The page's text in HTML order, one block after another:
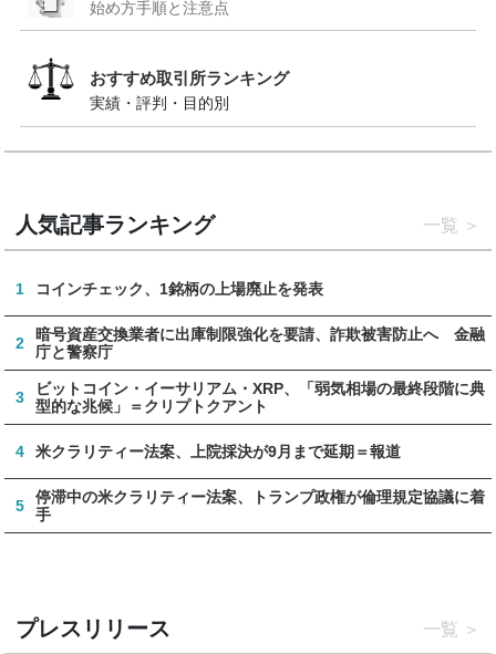
始め方手順と注意点
おすすめ取引所ランキング
実績・評判・目的別
人気記事ランキング 一覧
1 コインチェック、1銘柄の上場廃止を発表
2
暗号資産交換業者に出庫制限強化を要請、詐欺被害防止へ 金融
庁と警察庁
3
ビットコイン・イーサリアム・XRP、「弱気相場の最終段階に典
型的な兆候」＝クリプトクアント
4 米クラリティー法案、上院採決が9月まで延期＝報道
5
停滞中の米クラリティー法案、トランプ政権が倫理規定協議に着
手
プレスリリース 一覧